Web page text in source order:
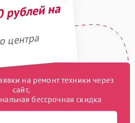
на
центра
на ремонт техники через
сайт,
бессрочная скидка